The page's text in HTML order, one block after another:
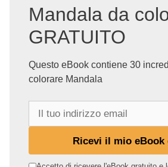
Mandala da
GRATUITO
Questo eBook contiene 30
colorare Mandala
o
Ricevi il mio eBook